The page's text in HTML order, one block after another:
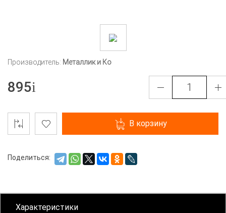
Производитель: Металлик и Ко
895
В корзину
Поделиться:
Характеристики